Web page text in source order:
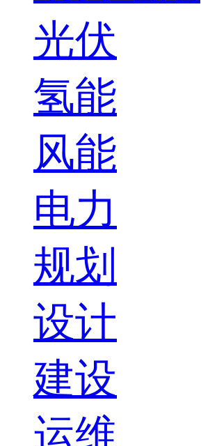
光伏
氢能
风能
电力
规划
设计
建设
运维